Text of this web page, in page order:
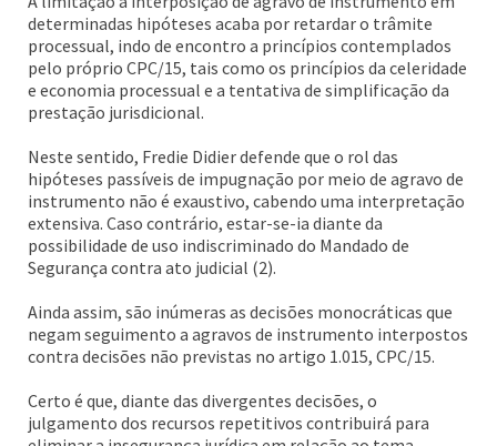
determinadas hipóteses acaba por retardar o trâmite
processual, indo de encontro a princípios contemplados
pelo próprio CPC/15, tais como os princípios da celeridade
e economia processual e a tentativa de simplificação da
prestação jurisdicional.
Neste sentido, Fredie Didier defende que o rol das
hipóteses passíveis de impugnação por meio de agravo de
instrumento não é exaustivo, cabendo uma interpretação
extensiva. Caso contrário, estar-se-ia diante da
possibilidade de uso indiscriminado do Mandado de
Segurança contra ato judicial (2).
Ainda assim, são inúmeras as decisões monocráticas que
negam seguimento a agravos de instrumento interpostos
contra decisões não previstas no artigo 1.015, CPC/15.
Certo é que, diante das divergentes decisões, o
julgamento dos recursos repetitivos contribuirá para